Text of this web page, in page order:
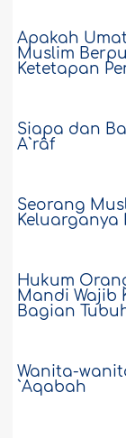
Apakah
Muslim
Ketetapan
Siapa dan
A`râf
Seorang
Keluarganya
Hukum
Mandi Wajib
Bagian
Wanita-
`Aqabah